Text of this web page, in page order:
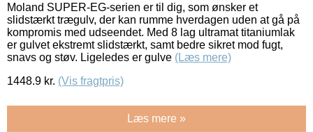
Moland SUPER-EG-serien er til dig, som ønsker et
slidstærkt trægulv, der kan rumme hverdagen uden at gå på
kompromis med udseendet. Med 8 lag ultramat titaniumlak
er gulvet ekstremt slidstærkt, samt bedre sikret mod fugt,
snavs og støv. Ligeledes er gulve (Læs mere)
1448.9 kr. (Vis fragtpris)
Læs mere »